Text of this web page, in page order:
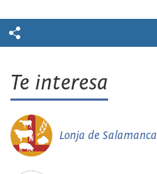
Te interesa
Lonja de Salamanca